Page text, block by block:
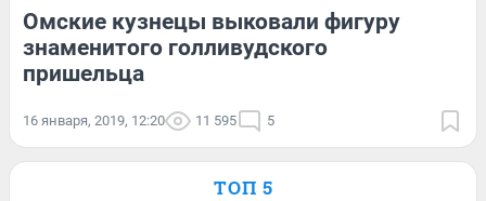
Омские кузнецы выковали фигуру
знаменитого голливудского
пришельца
16 января, 2019, 12:20 11 595 5
ТОП 5